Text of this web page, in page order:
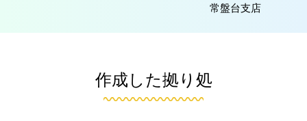
常盤台支店
作成した拠り処